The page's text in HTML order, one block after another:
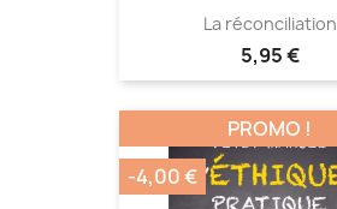
La réconciliation
5,95 €
PROMO !
-4,00 €